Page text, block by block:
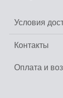
Условия
Контакты
Оплата и